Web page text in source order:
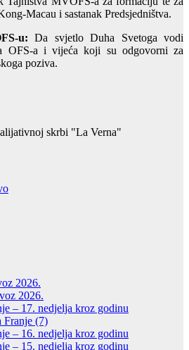
Macau i sastanak Predsjedništva.
u: Da svjetlo Duha Svetoga vodi
OFS-a i vijeća koji su odgovorni za
poziva.
skrbi "La Verna"
2026.
2026.
– 17. nedjelja kroz godinu
Franje (7)
– 16. nedjelja kroz godinu
– 15. nedjelja kroz godinu